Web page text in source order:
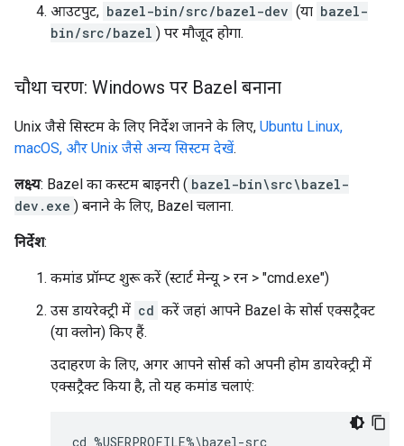
आउटपुट, bazel-bin/src/bazel-dev (या bazel-
bin/src/bazel ) पर मौजूद होगा.
चौथा चरण: Windows पर Bazel बनाना
Unix जैसे सिस्टम के लिए निर्देश जानने के लिए, Ubuntu Linux,
macOS, और Unix जैसे अन्य सिस्टम देखें.
लक्ष्य: Bazel का कस्टम बाइनरी ( bazel-bin\src\bazel-
dev.exe ) बनाने के लिए, Bazel चलाना.
निर्देश:
कमांड प्रॉम्प्ट शुरू करें (स्टार्ट मेन्यू > रन > "cmd.exe")
उस डायरेक्ट्री में cd करें जहां आपने Bazel के सोर्स एक्सट्रैक्ट
(या क्लोन) किए हैं.
उदाहरण के लिए, अगर आपने सोर्स को अपनी होम डायरेक्ट्री में
एक्सट्रैक्ट किया है, तो यह कमांड चलाएं: